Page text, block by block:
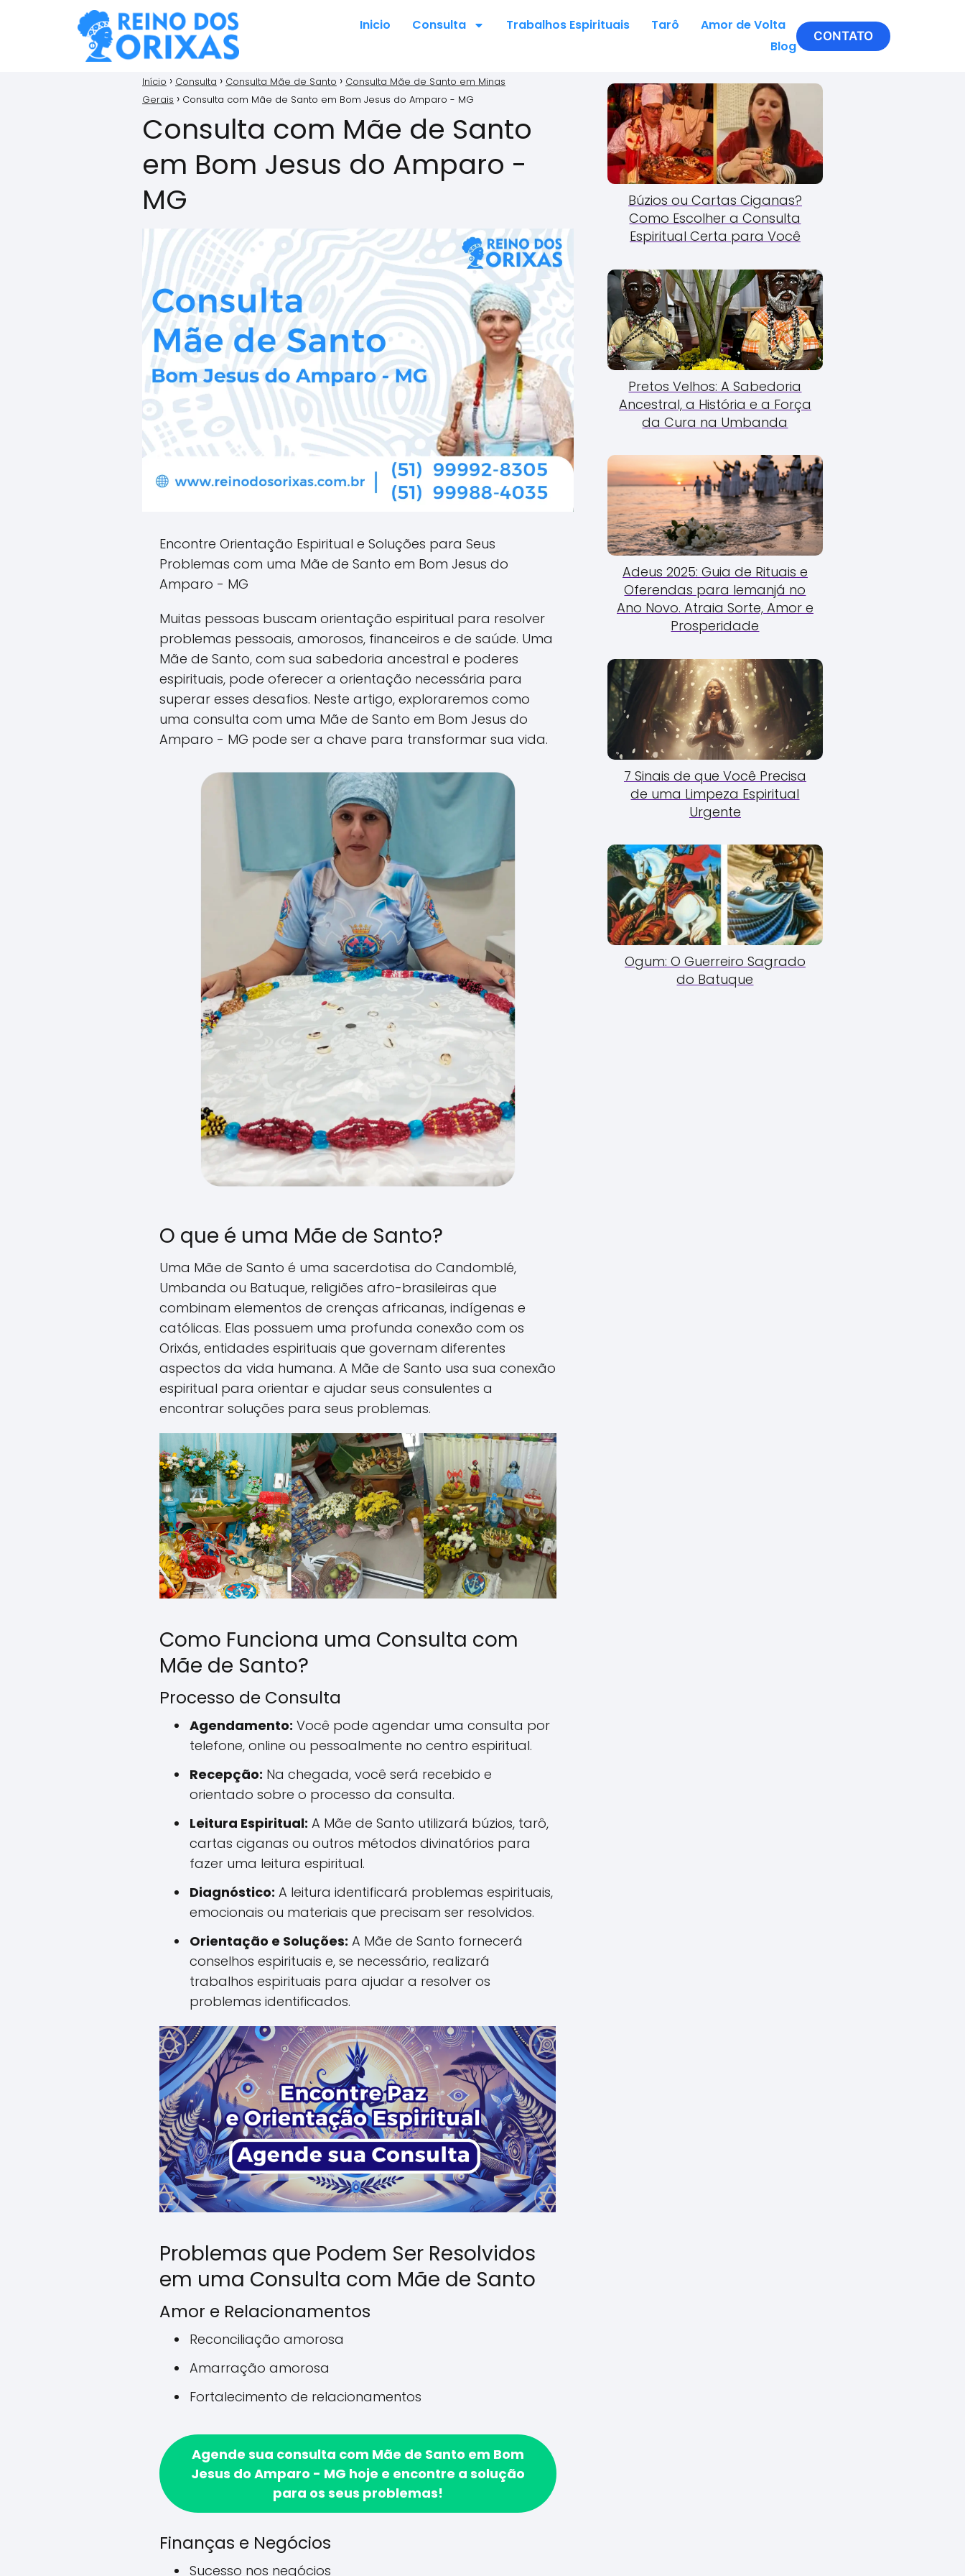
Inicio Consulta Trabalhos Espirituais Tarô
Amor de Volta
Blog
CONTATO
Início Consulta Consulta Mãe de Santo
Consulta Mãe de Santo em Minas
Gerais
Consulta com Mãe de Santo em Bom Jesus do Amparo - MG
Consulta com Mãe de Santo
em Bom Jesus do Amparo -
MG
Encontre Orientação Espiritual e Soluções para Seus
Problemas com uma Mãe de Santo em Bom Jesus do
Amparo - MG
Muitas pessoas buscam orientação espiritual para resolver
problemas pessoais, amorosos, financeiros e de saúde. Uma
Mãe de Santo, com sua sabedoria ancestral e poderes
espirituais, pode oferecer a orientação necessária para
superar esses desafios. Neste artigo, exploraremos como
uma consulta com uma Mãe de Santo em Bom Jesus do
Amparo - MG pode ser a chave para transformar sua vida.
O que é uma Mãe de Santo?
Uma Mãe de Santo é uma sacerdotisa do Candomblé,
Umbanda ou Batuque, religiões afro-brasileiras que
combinam elementos de crenças africanas, indígenas e
católicas. Elas possuem uma profunda conexão com os
Orixás, entidades espirituais que governam diferentes
aspectos da vida humana. A Mãe de Santo usa sua conexão
espiritual para orientar e ajudar seus consulentes a
encontrar soluções para seus problemas.
Como Funciona uma Consulta com
Mãe de Santo?
Processo de Consulta
Agendamento: Você pode agendar uma consulta por
telefone, online ou pessoalmente no centro espiritual.
Recepção: Na chegada, você será recebido e
orientado sobre o processo da consulta.
Leitura Espiritual: A Mãe de Santo utilizará búzios, tarô,
cartas ciganas ou outros métodos divinatórios para
fazer uma leitura espiritual.
Diagnóstico: A leitura identificará problemas espirituais,
emocionais ou materiais que precisam ser resolvidos.
Orientação e Soluções: A Mãe de Santo fornecerá
conselhos espirituais e, se necessário, realizará
trabalhos espirituais para ajudar a resolver os
problemas identificados.
Problemas que Podem Ser Resolvidos
em uma Consulta com Mãe de Santo
Amor e Relacionamentos
Reconciliação amorosa
Amarração amorosa
Fortalecimento de relacionamentos
Agende sua consulta com Mãe de Santo em Bom
Jesus do Amparo - MG hoje e encontre a solução
para os seus problemas!
Finanças e Negócios
Sucesso nos negócios
Búzios ou Cartas Ciganas?
Como Escolher a Consulta
Espiritual Certa para Você
Pretos Velhos: A Sabedoria
Ancestral, a História e a Força
da Cura na Umbanda
Adeus 2025: Guia de Rituais e
Oferendas para Iemanjá no
Ano Novo. Atraia Sorte, Amor e
Prosperidade
7 Sinais de que Você Precisa
de uma Limpeza Espiritual
Urgente
Ogum: O Guerreiro Sagrado
do Batuque